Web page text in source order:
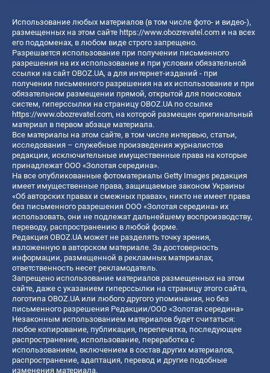
Использование любых материалов (в том числе фото- и видео-),
размещенных на этом сайте https://www.obozrevatel.com и на всех
его поддоменах, в любом виде строго запрещено.
Разрешается использование при получении письменного
разрешения на их использование и при условии обязательной
ссылки на сайт OBOZ.UA, а для интернет-изданий - при
получении письменного разрешения на их использование и при
обязательном размещении прямой, открытой для поисковых
систем, гиперссылки на страницу OBOZ.UA по ссылке
https://www.obozrevatel.com, на которой размещен оригинальный
материал в первом абзаце материала.
Все материалы на этом сайте, в том числе интервью, статьи,
исследования – служебные произведения журналистов
редакции, исключительные имущественные права на которые
принадлежат ООО «Золотая середина».
На все опубликованные фотоматериалы Getty Images редакция
имеет имущественные права, защищаемые законом Украины
«Об авторских правах и смежных правах», никто не имеет права
без письменного разрешения ООО «Золотая середина» их
использовать, они не подлежат дальнейшему воспроизводству,
переводу, распространению в любой форме.
Редакция OBOZ.UA может не разделять точку зрения,
изложенную в авторском материале. За достоверность
информации, размещенной в рекламных материалах,
ответственность несет рекламодатель.
Запрещено использование материалов размещенных на этом
сайте, даже с указанием гиперссылки на страницу этого сайта,
логотипа OBOZ.UA или любого другого упоминания, но без
письменного разрешения Редакции/ООО «Золотая середина»
Незаконным использованием материалов будет считаться:
любое копирование, публикация, перепечатка, последующее
распространение, использование, переработка с
использованием, включением в состав других материалов,
распространение, адаптация, перевод и другие подобные
изменения материала.